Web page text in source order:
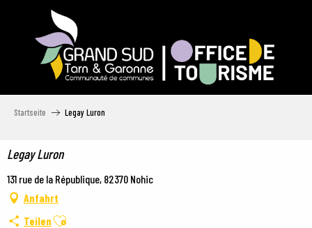
Startseite Legay Luron
Legay Luron
131 rue de la République, 82370 Nohic
Anfahrt
Teilen Ajouter aux favoris